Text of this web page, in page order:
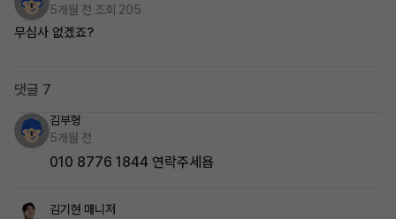
5개월 전 조회 205
무심사 없겠죠?
댓글 7
김부형
5개월 전
010 8776 1844 연락주세욥
김기현 매니저